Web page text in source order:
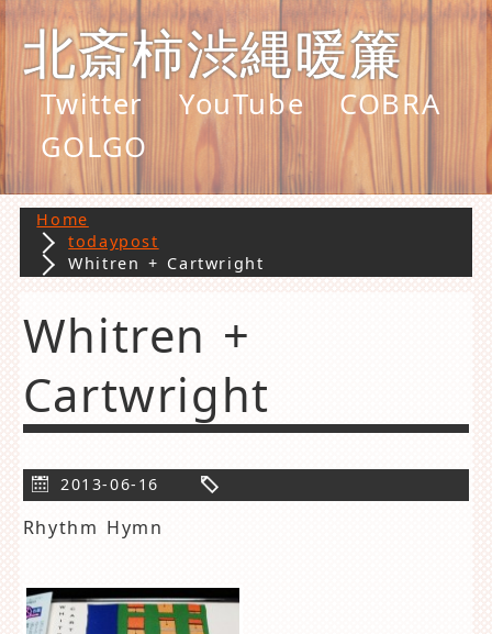
北斎柿渋縄暖簾
Twitter YouTube
COBRA
GOLGO
Home
todaypost
Whitren + Cartwright
Whitren +
Cartwright
2013-06-16
Rhythm Hymn